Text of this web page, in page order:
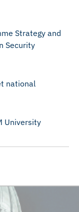
Strategy and
Security
national
University